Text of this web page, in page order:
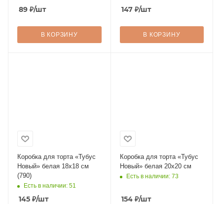
89 ₽/шт
В КОРЗИНУ
147₽/шт
В КОРЗИНУ
Коробка для торта «Тубус
Новый» белая 18х18 см
(790)
Есть в наличии: 51
145 ₽/шт
Коробка для торта «Тубус
Новый» белая 20х20 см
Есть в наличии: 73
154₽/шт